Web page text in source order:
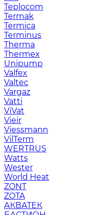
Teplocom
Termak
Termica
Terminus
Therma
Thermex
Unipump
Valfex
Valtec
Vargaz
Vatti
ViVat
Vieir
Viessmann
VilTerm
WERTRUS
Watts
Wester
World Heat
ZONT
ZOTA
АКВАТЕК